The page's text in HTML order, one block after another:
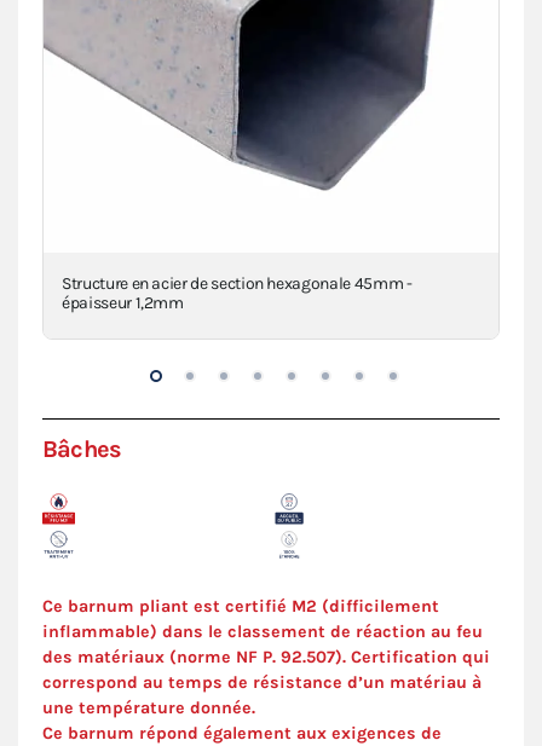
Structure en acier de section hexagonale 45mm -
épaisseur 1,2mm
Bâches
Ce barnum pliant est certifié M2 (difficilement
inflammable) dans le classement de réaction au feu
des matériaux (norme NF P. 92.507). Certification qui
correspond au temps de résistance d’un matériau à
une température donnée.
Ce barnum répond également aux exigences de